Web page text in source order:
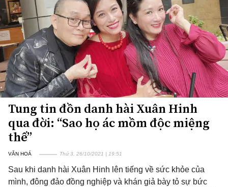
Tung tin đồn danh hài Xuân Hinh
qua đời: “Sao họ ác mồm độc miệng
thế”
VĂN HOÁ Thứ 3, 26/10/2021 | 19:51
Sau khi danh hài Xuân Hinh lên tiếng về sức khỏe của
mình, đông đảo đồng nghiệp và khán giả bày tỏ sự bức